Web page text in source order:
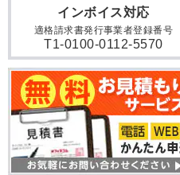
インボイス対応
適格請求書発行事業者登録番号
T1-0100-0112-5570